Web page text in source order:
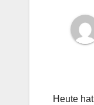
Heute